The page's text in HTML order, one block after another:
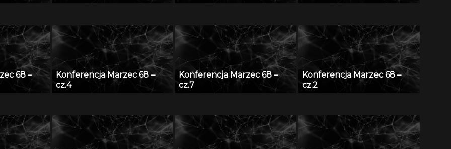
68 –
Konferencja Marzec 68 –
cz.4
Konferencja Marzec 68 –
cz.7
Konferencja Marzec 68 –
cz.2